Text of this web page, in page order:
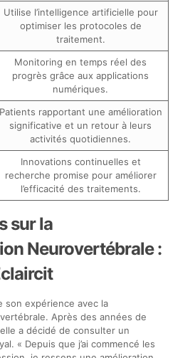
Utilise l’intelligence artificielle pour
optimiser les protocoles de
traitement.
Monitoring en temps réel des
progrès grâce aux applications
numériques.
Patients rapportant une amélioration
significative et un retour à leurs
activités quotidiennes.
Innovations continuelles et
recherche promise pour améliorer
l’efficacité des traitements.
sur la
Neurovertébrale :
son expérience avec la
Après des années de
a décidé de consulter un
« Depuis que j’ai commencé les